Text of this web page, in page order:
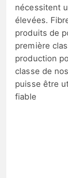
nécessitent
élevées.
produits de
première
production
classe de
puisse être
fiable